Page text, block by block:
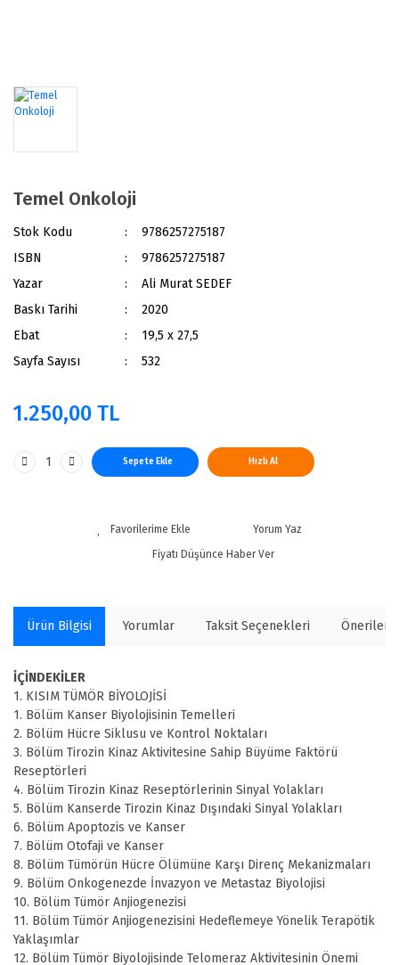
Temel Onkoloji
Stok Kodu
9786257275187
ISBN
9786257275187
Yazar
Ali Murat SEDEF
Baskı Tarihi
2020
Ebat
19,5 x 27,5
Sayfa Sayısı
532
1.250,00 TL
Sepete Ekle Hızlı Al
Yorum Yaz
Fiyatı Düşünce Haber Ver
Ürün Bilgisi Yorumlar Taksit Seçenekleri
İÇİNDEKİLER
1. KISIM TÜMÖR BİYOLOJİSİ
1. Bölüm Kanser Biyolojisinin Temelleri
2. Bölüm Hücre Siklusu ve Kontrol Noktaları
3. Bölüm Tirozin Kinaz Aktivitesine Sahip Büyüme Faktörü
Reseptörleri
4. Bölüm Tirozin Kinaz Reseptörlerinin Sinyal Yolakları
5. Bölüm Kanserde Tirozin Kinaz Dışındaki Sinyal Yolakları
6. Bölüm Apoptozis ve Kanser
7. Bölüm Otofaji ve Kanser
8. Bölüm Tümörün Hücre Ölümüne Karşı Direnç Mekanizmaları
9. Bölüm Onkogenezde İnvazyon ve Metastaz Biyolojisi
10. Bölüm Tümör Anjiogenezisi
11. Bölüm Tümör Anjiogenezisini Hedeflemeye Yönelik Terapötik
Yaklaşımlar
12. Bölüm Tümör Biyolojisinde Telomeraz Aktivitesinin Önemi